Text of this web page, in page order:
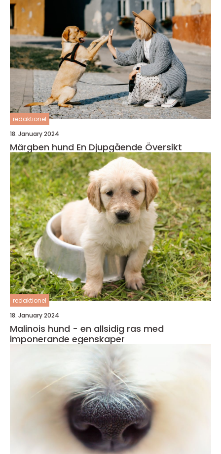
redaktionel
18. January 2024
Märgben hund En Djupgående Översikt
redaktionel
18. January 2024
Malinois hund - en allsidig ras med
imponerande egenskaper